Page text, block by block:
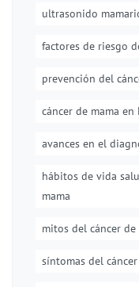
ultrasonido
factores de riesgo
prevención del
cáncer de mama en
avances en el
hábitos de vida
mama
mitos del cáncer de
síntomas del